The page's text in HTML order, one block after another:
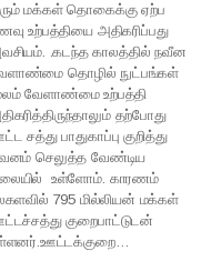
மக்கள் தொகைக்கு ஏற்ப
உற்பத்தியை அதிகரிப்பது
.கடந்த காலத்தில் நவீன
தொழில் நுட்பங்கள்
வேளாண்மை உற்பத்தி
தற்போது
சத்து பாதுகாப்பு குறித்து
செலுத்த வேண்டிய
உள்ளோம். காரணம்
795 மில்லியன் மக்கள்
குறைபாட்டுடன்